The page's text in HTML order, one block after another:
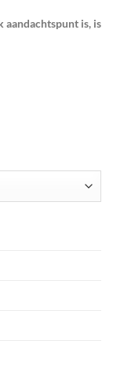
aandachtspunt is, is